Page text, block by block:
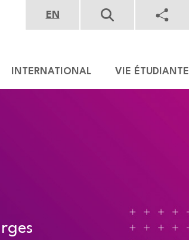
INTERNATIONAL VIE ÉTUDIANTE